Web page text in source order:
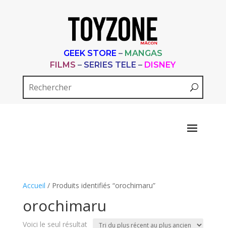
GEEK STORE – MANGAS
FILMS – SERIES TELE – DISNEY
Accueil / Produits identifiés “orochimaru”
orochimaru
Voici le seul résultat